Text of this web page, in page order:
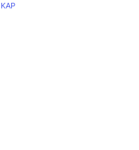
KAP